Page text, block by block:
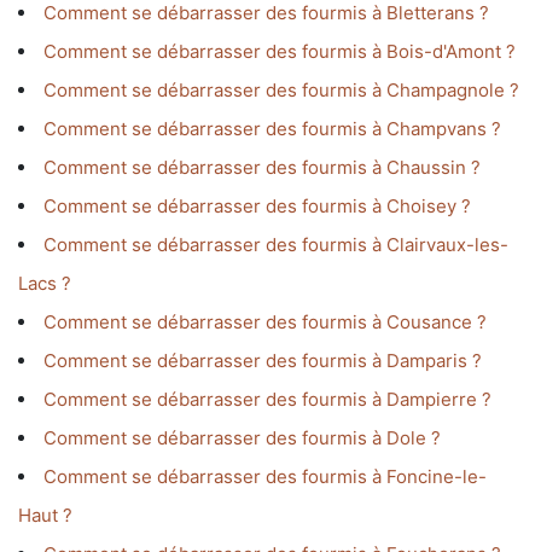
Comment se débarrasser des fourmis à Bletterans ?
Comment se débarrasser des fourmis à Bois-d'Amont ?
Comment se débarrasser des fourmis à Champagnole ?
Comment se débarrasser des fourmis à Champvans ?
Comment se débarrasser des fourmis à Chaussin ?
Comment se débarrasser des fourmis à Choisey ?
Comment se débarrasser des fourmis à Clairvaux-les-
Lacs ?
Comment se débarrasser des fourmis à Cousance ?
Comment se débarrasser des fourmis à Damparis ?
Comment se débarrasser des fourmis à Dampierre ?
Comment se débarrasser des fourmis à Dole ?
Comment se débarrasser des fourmis à Foncine-le-
Haut ?